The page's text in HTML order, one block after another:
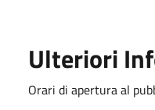
Ulteriori
Orari di apertura al